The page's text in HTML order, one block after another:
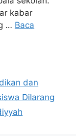
kabar
… Baca
dan
Dilarang